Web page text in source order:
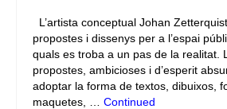
L’artista conceptual Johan
propostes i dissenys per a l’espai
quals es troba a un pas de la realitat.
propostes, ambicioses i d’esperit
adoptar la forma de textos, dibuixos,
maquetes, … Continued